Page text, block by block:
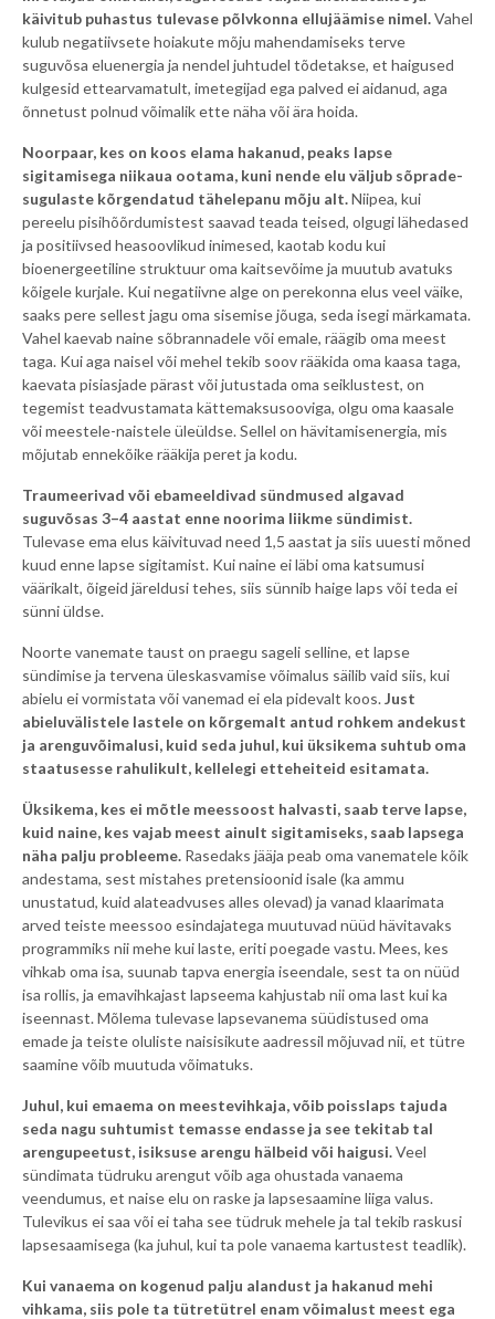
käivitub puhastus tulevase põlvkonna ellujäämise nimel.Vahel
kulub negatiivsete hoiakute mõju mahendamiseks terve
suguvõsa eluenergia ja nendel juhtudel tõdetakse, et haigused
kulgesid ettearvamatult, imetegijad ega palved ei aidanud, aga
õnnetust polnud võimalik ette näha või ära hoida.
Noorpaar, kes on koos elama hakanud, peaks lapse
sigitamisega niikaua ootama, kuni nende elu väljub sõprade-
sugulaste kõrgendatud tähelepanu mõju alt.Niipea, kui
pereelu pisihõõrdumistest saavad teada teised, olgugi lähedased
ja positiivsed heasoovlikud inimesed, kaotab kodu kui
bioenergeetiline struktuur oma kaitsevõime ja muutub avatuks
kõigele kurjale. Kui negatiivne alge on perekonna elus veel väike,
saaks pere sellest jagu oma sisemise jõuga, seda isegi märkamata.
Vahel kaevab naine sõbrannadele või emale, räägib oma meest
taga. Kui aga naisel või mehel tekib soov rääkida oma kaasa taga,
kaevata pisiasjade pärast või jutustada oma seiklustest, on
tegemist teadvustamata kättemaksusooviga, olgu oma kaasale
või meestele-naistele üleüldse. Sellel on hävitamisenergia, mis
mõjutab ennekõike rääkija peret ja kodu.
Traumeerivad või ebameeldivad sündmused algavad
suguvõsas 3–4 aastat enne noorima liikme sündimist.
Tulevase ema elus käivituvad need 1,5 aastat ja siis uuesti mõned
kuud enne lapse sigitamist. Kui naine ei läbi oma katsumusi
väärikalt, õigeid järeldusi tehes, siis sünnib haige laps või teda ei
sünni üldse.
Noorte vanemate taust on praegu sageli selline, et lapse
sündimise ja tervena üleskasvamise võimalus säilib vaid siis, kui
abielu ei vormistata või vanemad ei ela pidevalt koos.Just
abieluvälistele lastele on kõrgemalt antud rohkem andekust
ja arenguvõimalusi, kuid seda juhul, kui üksikema suhtub oma
staatusesse rahulikult, kellelegi etteheiteid esitamata.
Üksikema, kes ei mõtle meessoost halvasti, saab terve lapse,
kuid naine, kes vajab meest ainult sigitamiseks, saab lapsega
näha palju probleeme. Rasedaks jääja peab oma vanematele kõik
andestama, sest mistahes pretensioonid isale (ka ammu
unustatud, kuid alateadvuses alles olevad) ja vanad klaarimata
arved teiste meessoo esindajatega muutuvad nüüd hävitavaks
programmiks nii mehe kui laste, eriti poegade vastu. Mees, kes
vihkab oma isa, suunab tapva energia iseendale, sest ta on nüüd
isa rollis, ja emavihkajast lapseema kahjustab nii oma last kui ka
iseennast. Mõlema tulevase lapsevanema süüdistused oma
emade ja teiste oluliste naisisikute aadressil mõjuvad nii, et tütre
saamine võib muutuda võimatuks.
Juhul, kui emaema on meestevihkaja, võib poisslaps tajuda
seda nagu suhtumist temasse endasse ja see tekitab tal
arengupeetust, isiksuse arengu hälbeid või haigusi.Veel
sündimata tüdruku arengut võib aga ohustada vanaema
veendumus, et naise elu on raske ja lapsesaamine liiga valus.
Tulevikus ei saa või ei taha see tüdruk mehele ja tal tekib raskusi
lapsesaamisega (ka juhul, kui ta pole vanaema kartustest teadlik).
Kui vanaema on kogenud palju alandust ja hakanud mehi
vihkama, siis pole ta tütretütrel enam võimalust meest ega